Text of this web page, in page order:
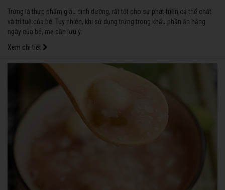
Trứng là thực phẩm giàu dinh dưỡng, rất tốt cho sự phát triển cả thể chất
và trí tuệ của bé. Tuy nhiên, khi sử dụng trứng trong khẩu phần ăn hằng
ngày của bé, mẹ cần lưu ý:
Xem chi tiết